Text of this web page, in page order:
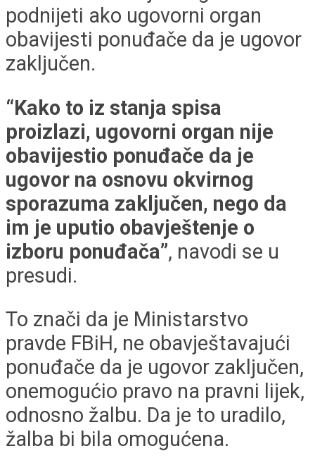
podnijeti ako ugovorni organ
obavijesti ponuđače da je ugovor
zaključen.
“Kako to iz stanja spisa
proizlazi, ugovorni organ nije
obavijestio ponuđače da je
ugovor na osnovu okvirnog
sporazuma zaključen, nego da
im je uputio obavještenje o
izboru ponuđača”, navodi se u
presudi.
To znači da je Ministarstvo
pravde FBiH, ne obavještavajući
ponuđače da je ugovor zaključen,
onemogućio pravo na pravni lijek,
odnosno žalbu. Da je to uradilo,
žalba bi bila omogućena.